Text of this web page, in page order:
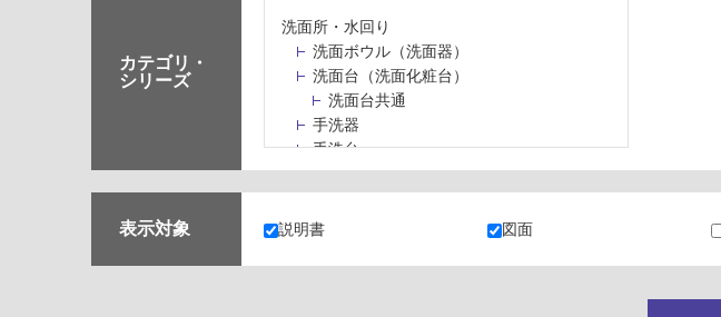
カテゴリ・
シリーズ
洗面所・水回り
洗面ボウル（洗面器）
洗面台（洗面化粧台）
洗面台共通
手洗器
手洗台
水栓パン・スロップシンク
水栓金具・水栓（蛇口）・カラン
止水栓・排水金物
ミラー（鏡）
表示対象 説明書 図面